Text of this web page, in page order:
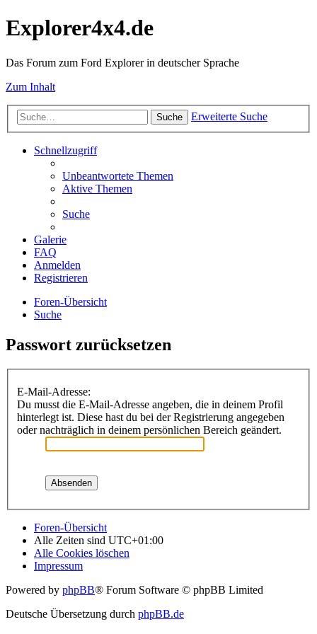
Explorer4x4.de
Das Forum zum Ford Explorer in deutscher Sprache
Zum Inhalt
Suche Erweiterte Suche
Schnellzugriff
Unbeantwortete Themen
Aktive Themen
Suche
Galerie
FAQ
Anmelden
Registrieren
Foren-Übersicht
Suche
Passwort zurücksetzen
E-Mail-Adresse:
Du musst die E-Mail-Adresse angeben, die in deinem Profil
hinterlegt ist. Diese hast du bei der Registrierung angegeben
oder nachträglich in deinem persönlichen Bereich geändert.
Foren-Übersicht
Alle Zeiten sind UTC+01:00
Alle Cookies löschen
Impressum
Powered by phpBB® Forum Software © phpBB Limited
Deutsche Übersetzung durch phpBB.de